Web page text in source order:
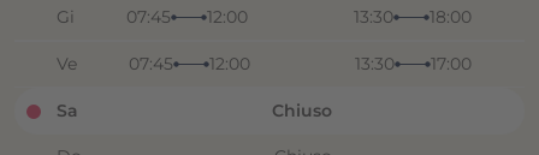
Gi 07:45 12:00 13:30 18:00
Ve 07:45 12:00 13:30 17:00
Sa Chiuso